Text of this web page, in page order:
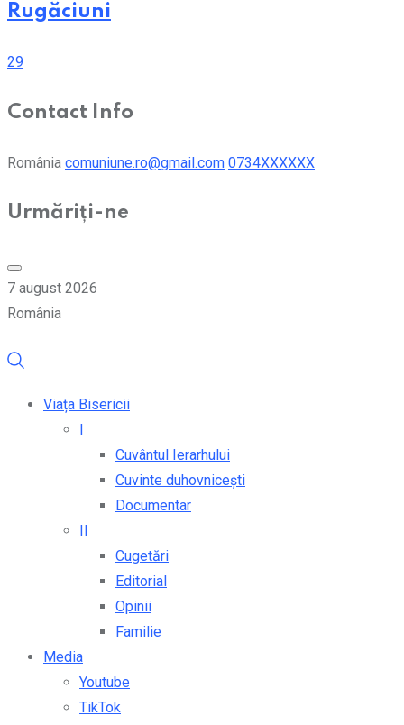
Rugăciuni
29
Contact Info
România comuniune.ro@gmail.com 0734XXXXXX
Urmăriți-ne
7 august 2026
România
Viața Bisericii
Cuvântul Ierarhului
Cuvinte duhovnicești
Documentar
Cugetări
Editorial
Opinii
Familie
Media
Youtube
TikTok